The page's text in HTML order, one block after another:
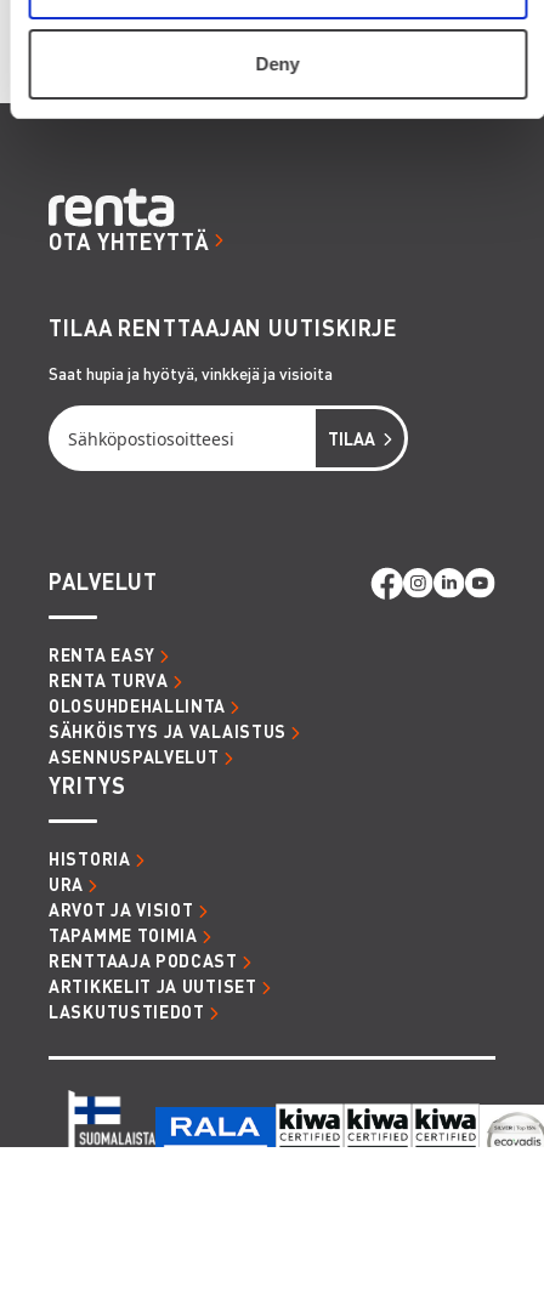
Deny
OTA YHTEYTTÄ
TILAA RENTTAAJAN UUTISKIRJE
Saat hupia ja hyötyä, vinkkejä ja visioita
PALVELUT
RENTA EASY
RENTA TURVA
OLOSUHDEHALLINTA
SÄHKÖISTYS JA VALAISTUS
ASENNUSPALVELUT
YRITYS
HISTORIA
URA
ARVOT JA VISIOT
TAPAMME TOIMIA
RENTTAAJA PODCAST
ARTIKKELIT JA UUTISET
LASKUTUSTIEDOT